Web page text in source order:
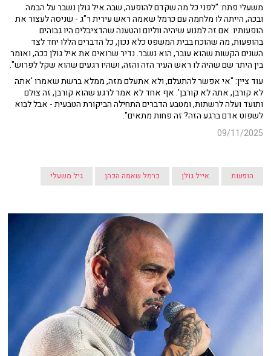
משעלי פתח: "לפני כל מה שקדם להופעה, שבה איל גולן נשבר על הבמה
ובכה, הייתה לו מלחמה עם כרמל שאמה ראש עירית ר"ג - שניסה לעצור את
הופעותיו. אם זה למנוע שיהיה ווליום והטענה שהדציבלים היו גבוהים
בהופעות, מה שהוכח בבית המשפט כלא נכון, כל הדברים הללו יחד לצד
השנים הקשות שהוא עובר, הוא נשבר. נדיר שרואים את איל גולן ככה, ואומר
בין היתר שם שהיה לו ראש העיר הזה והזה, ושהיו רגעים שהוא שקל לפרוש".
עוד ציין: "אי אפשר להתעלם, ולא אתעלם מזה, ממלא ברשת שאמרו 'אתה
לא קורבן, אתה לא קורבן'. אף אחד לא אמר לרגע שהוא קורבן, זה צולם
ותועד ועלה לרשתות, ומטבע הדברים התחילה הביקורת הטבעית - אבל לבוא
לשפוט אדם ברגע הזה? זה פחות מתאים".
09/11/2025
הופעות אייל גולן כרמל שאמה הכהן גיל משעלי